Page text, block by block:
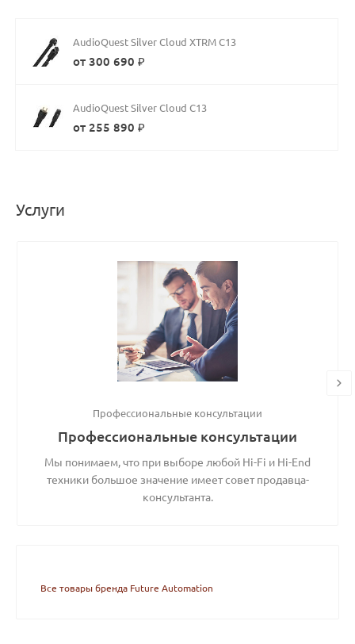
AudioQuest Silver Cloud XTRM C13
от 300 690 ₽
AudioQuest Silver Cloud C13
от 255 890 ₽
Услуги
Профессиональные консультации
Профессиональные консультации
Мы понимаем, что при выборе любой Hi-Fi и Hi-End
техники большое значение имеет совет продавца-
консультанта.
Все товары бренда Future Automation